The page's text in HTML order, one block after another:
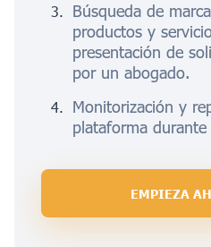
Búsqueda de
productos y
presentación de
por un abogado.
Monitorización y
plataforma
EMPIEZA